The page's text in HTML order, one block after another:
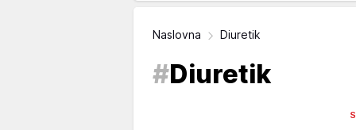
Naslovna Diuretik
#Diuretik